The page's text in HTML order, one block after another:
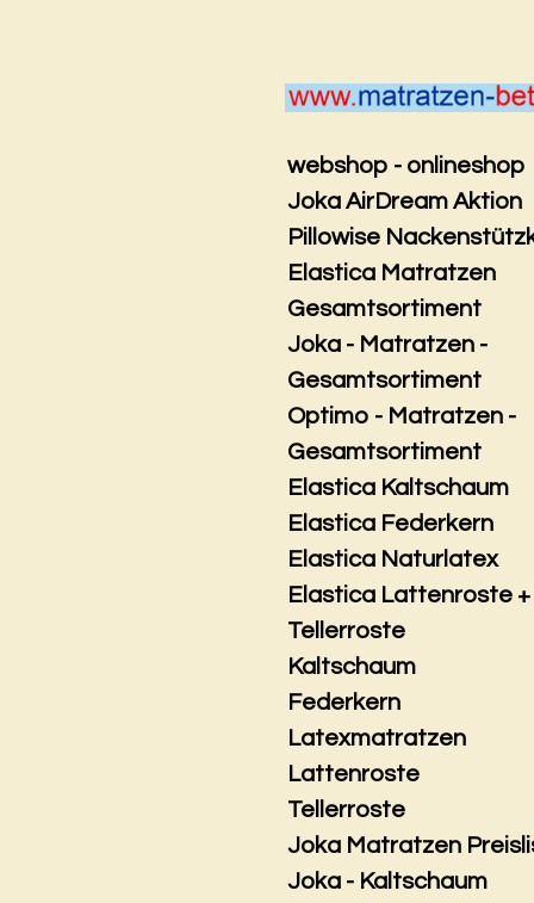
webshop - onlineshop
Joka AirDream Aktion
Pillowise
Elastica Matratzen
Gesamtsortiment
Joka - Matratzen -
Gesamtsortiment
Optimo - Matratzen -
Gesamtsortiment
Elastica Kaltschaum
Elastica Federkern
Elastica Naturlatex
Elastica Lattenroste +
Tellerroste
Kaltschaum
Federkern
Latexmatratzen
Lattenroste
Tellerroste
Joka Matratzen
Joka - Kaltschaum